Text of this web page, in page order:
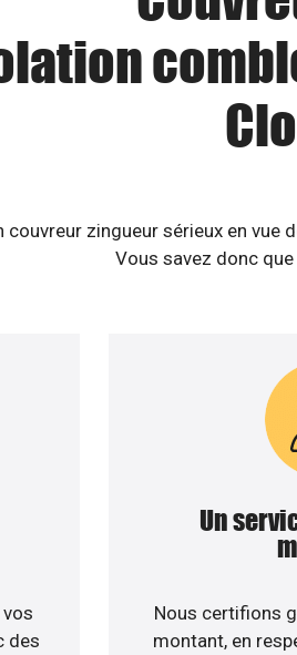
couvreur zingueur sérieux en
Vous savez donc
des
Un
Nous certifions
montant, en